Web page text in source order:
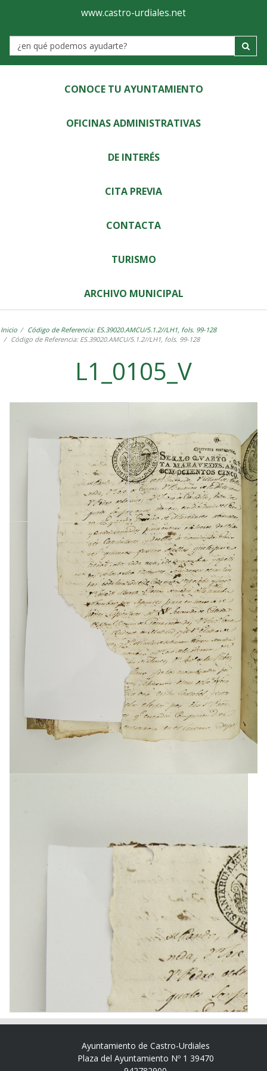
Ayuntamiento
de
Castro-
Urdiales
www.castro-urdiales.net
Label
CONOCE TU AYUNTAMIENTO
OFICINAS ADMINISTRATIVAS
DE INTERÉS
CITA PREVIA
CONTACTA
TURISMO
ARCHIVO MUNICIPAL
Inicio
Código de Referencia: ES.39020.AMCU/5.1.2//LH1, fols. 99-128
Código de Referencia: ES.39020.AMCU/5.1.2//LH1, fols. 99-128
L1_0105_V
Ayuntamiento de Castro-Urdiales
Plaza del Ayuntamiento Nº 1 39470